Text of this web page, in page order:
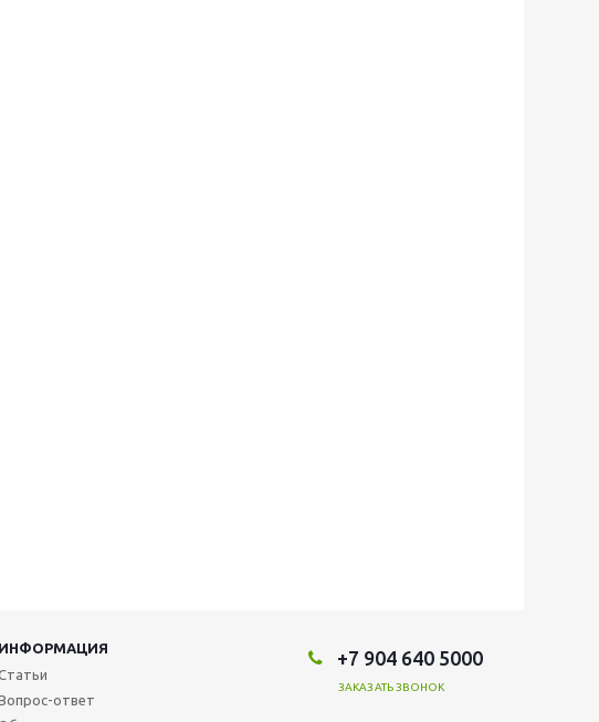
ИНФОРМАЦИЯ
ответ
+7 904 640 5000
ЗАКАЗАТЬ ЗВОНОК